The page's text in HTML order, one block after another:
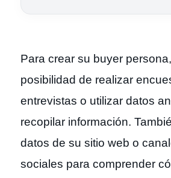
Para crear su buyer
posibilidad de realizar
entrevistas o utilizar datos
recopilar información.
datos de su sitio web o
sociales para comprender